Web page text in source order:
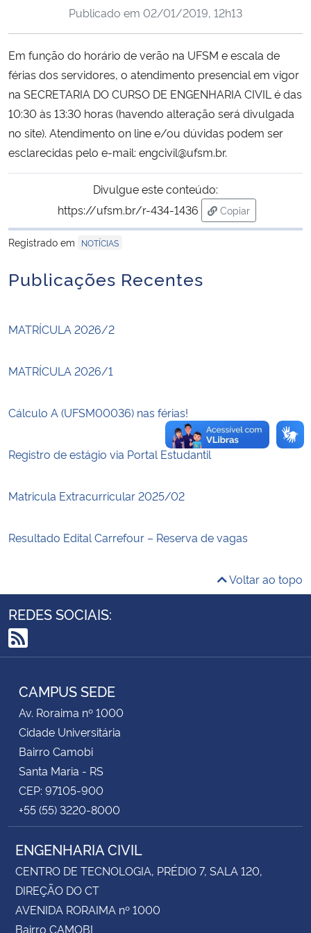
Ministério da Cidadania
Ministério da Ciência, Tecnologia, Inovações e Comunicações
Ministério do Meio Ambiente
Ministério do Desenvolvimento Regional
Secretaria de Governo
Gabinete de Segurança Institucional
Advocacia-Geral da União
Banco Central do Brasil
Publicado em 02/01/2019, 12h13
Em função do horário de verão na UFSM e escala de
férias dos servidores, o atendimento presencial em vigor
na SECRETARIA DO CURSO DE ENGENHARIA CIVIL é das
10:30 às 13:30 horas (havendo alteração será divulgada
no site). Atendimento on line e/ou dúvidas podem ser
esclarecidas pelo e-mail: engcivil@ufsm.br.
Divulgue este conteúdo:
https://ufsm.br/r-434-1436
Copiar
para área de
Registrado em
NOTÍCIAS
Publicações Recentes
MATRÍCULA 2026/2
MATRÍCULA 2026/1
Cálculo A (UFSM00036) nas férias!
Registro de estágio via Portal Estudantil
Matricula Extracurricular 2025/02
Resultado Edital Carrefour – Reserva de vagas
Voltar ao topo
REDES SOCIAIS:
RSS
CAMPUS SEDE
Av. Roraima nº 1000
Cidade Universitária
Bairro Camobi
Santa Maria - RS
CEP: 97105-900
+55 (55) 3220-8000
ENGENHARIA CIVIL
CENTRO DE TECNOLOGIA, PRÉDIO 7, SALA 120,
DIREÇÃO DO CT
AVENIDA RORAIMA nº 1000
Bairro CAMOBI